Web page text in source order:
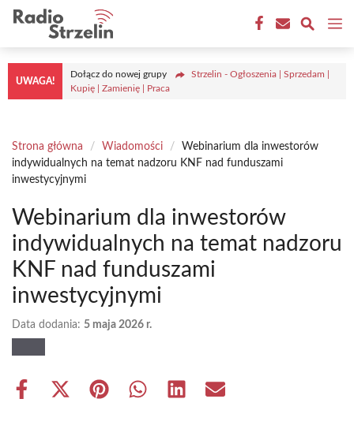
Przejdź
treści
UWAGA!
Dołącz do nowej grupy
Strzelin - Ogłoszenia | Sprzedam |
Kupię | Zamienię | Praca
Strona główna / Wiadomości /
Webinarium dla inwestorów
indywidualnych na temat nadzoru KNF nad funduszami
inwestycyjnymi
Webinarium dla inwestorów
indywidualnych na temat nadzoru
KNF nad funduszami
inwestycyjnymi
Data dodania: 5 maja 2026 r.
Share
Share Share Share Share Share